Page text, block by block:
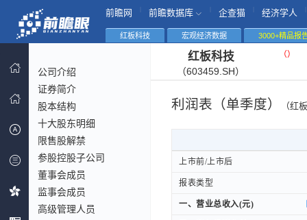
前瞻网 前瞻数据库 企查猫 经济学人
红板科技 宏观经济数据 3000+精品报
公司介绍
证券简介
股本结构
十大股东明细
限售股解禁
参股控股子公司
董事会成员
监事会成员
高级管理人员
红板科技
（603459.SH）
（）
利润表（单季度） （红
上市前/上市后
报表类型
一、营业总收入(元)
上市前/上市后
报表类型
一、营业总收入(元)